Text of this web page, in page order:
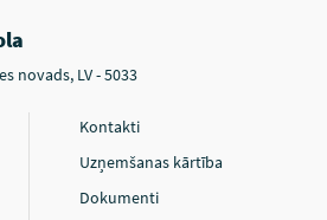
novads, LV - 5033
Kontakti
Uzņemšanas kārtība
Dokumenti